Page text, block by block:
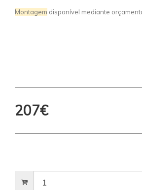
Montagem disponível mediante
207€